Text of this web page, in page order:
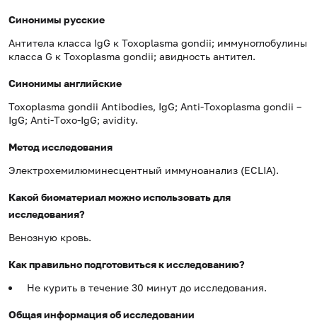
Синонимы русские
Антитела класса IgG к Toxoplasma gondii; иммуноглобулины
класса G к Toxoplasma gondii; авидность антител.
Синонимы английские
Toxoplasma gondii Antibodies, IgG; Anti-Toxoplasma gondii –
IgG; Anti-Тoxo-IgG; avidity.
Метод исследования
Электрохемилюминесцентный иммуноанализ (ECLIA).
Какой биоматериал можно использовать для
исследования?
Венозную кровь.
Как правильно подготовиться к исследованию?
Не курить в течение 30 минут до исследования.
Общая информация об исследовании